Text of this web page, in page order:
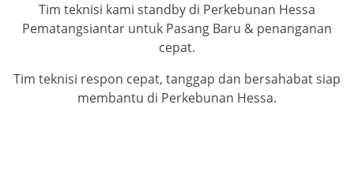
Tim teknisi kami standby di Perkebunan Hessa
Pematangsiantar untuk Pasang Baru & penanganan
cepat.
Tim teknisi respon cepat, tanggap dan bersahabat siap
membantu di Perkebunan Hessa.